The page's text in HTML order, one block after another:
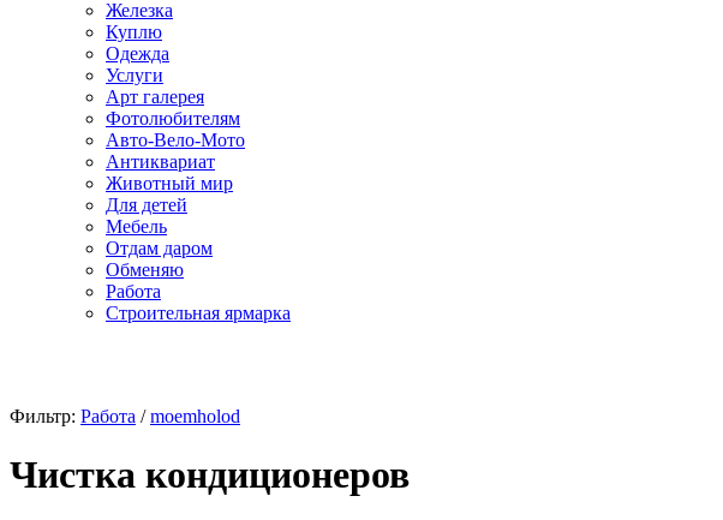
Железка
Куплю
Одежда
Услуги
Арт галерея
Фотолюбителям
Авто-Вело-Мото
Антиквариат
Животный мир
Для детей
Мебель
Отдам даром
Обменяю
Работа
Строительная ярмарка
Фильтр: Работа /moemholod
Чистка кондиционеров